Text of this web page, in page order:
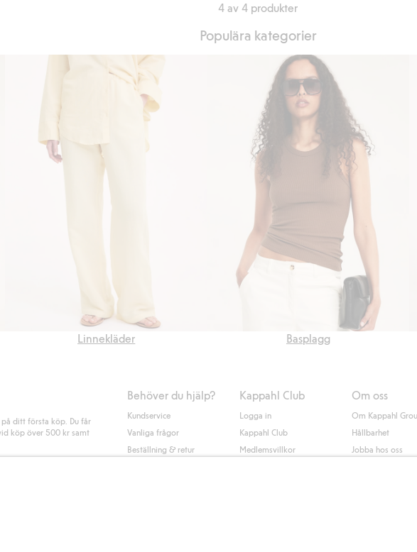
4 av 4 produkter
Populära kategorier
Linnekläder Basplagg
på ditt första köp. Du får
köp över 500 kr samt
Behöver du hjälp?
Kundservice
Vanliga frågor
Beställning & retur
Kappahl Club
Logga in
Kappahl Club
Medlemsvillkor
Om oss
Om Kappahl
Hållbarhet
Jobba hos oss